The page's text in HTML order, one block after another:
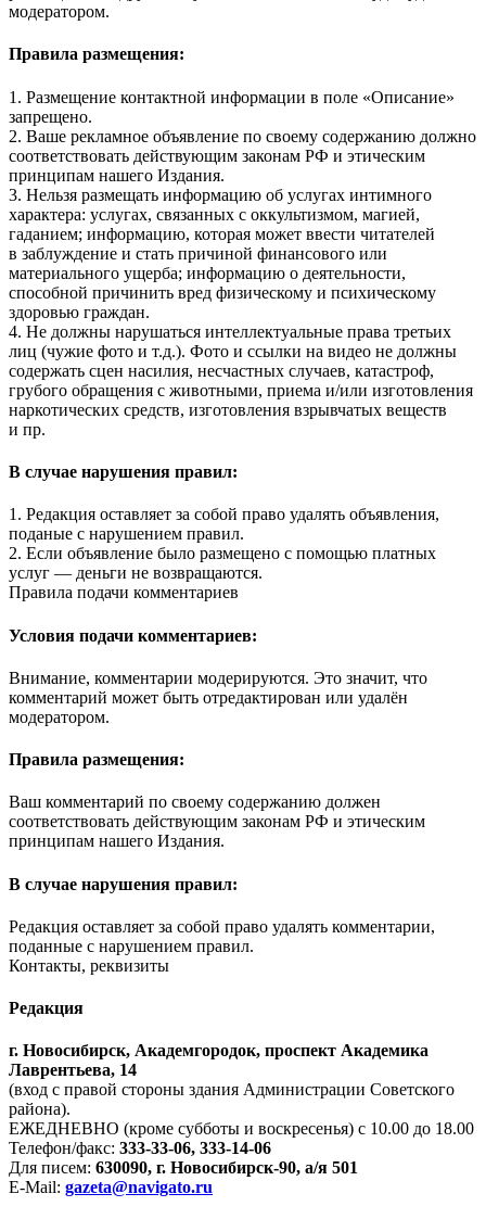
модератором.
Правила размещения:
1. Размещение контактной информации в поле «Описание»
запрещено.
2. Ваше рекламное объявление по своему содержанию должно
соответствовать действующим законам РФ и этическим
принципам нашего Издания.
3. Нельзя размещать информацию об услугах интимного
характера: услугах, связанных с оккультизмом, магией,
гаданием; информацию, которая может ввести читателей
в заблуждение и стать причиной финансового или
материального ущерба; информацию о деятельности,
способной причинить вред физическому и психическому
здоровью граждан.
4. Не должны нарушаться интеллектуальные права третьих
лиц (чужие фото и т.д.). Фото и ссылки на видео не должны
содержать сцен насилия, несчастных случаев, катастроф,
грубого обращения с животными, приема и/или изготовления
наркотических средств, изготовления взрывчатых веществ
и пр.
В случае нарушения правил:
1. Редакция оставляет за собой право удалять объявления,
поданые с нарушением правил.
2. Если объявление было размещено с помощью платных
услуг — деньги не возвращаются.
Правила подачи комментариев
Условия подачи комментариев:
Внимание, комментарии модерируются. Это значит, что
комментарий может быть отредактирован или удалён
модератором.
Правила размещения:
Ваш комментарий по своему содержанию должен
соответствовать действующим законам РФ и этическим
принципам нашего Издания.
В случае нарушения правил:
Редакция оставляет за собой право удалять комментарии,
поданные с нарушением правил.
Контакты, реквизиты
Редакция
г. Новосибирск, Академгородок, проспект Академика
Лаврентьева, 14
(вход с правой стороны здания Администрации Советского
района).
ЕЖЕДНЕВНО (кроме субботы и воскресенья) с 10.00 до 18.00
Телефон/факс: 333-33-06, 333-14-06
Для писем: 630090, г. Новосибирск-90, а/я 501
E-Mail: gazeta@navigato.ru